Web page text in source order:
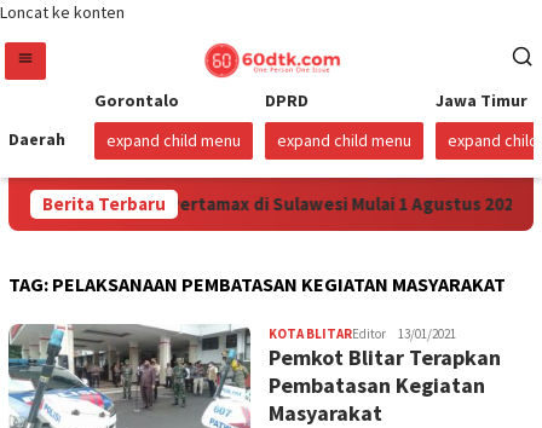
Loncat ke konten
Daerah
Gorontalo
expand child menu
DPRD
expand child menu
Jawa Timur
expand child
Berita Terbaru
Turunkan Harga Pertamax di Sulawesi Mulai 1 Agustus 2026
TAG: PELAKSANAAN PEMBATASAN KEGIATAN MASYARAKAT
KOTA BLITAREditor 13/01/2021
Pemkot Blitar Terapkan
Pembatasan Kegiatan
Masyarakat